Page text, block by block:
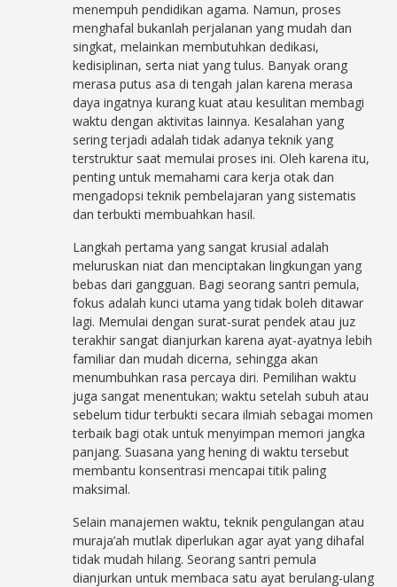
menempuh pendidikan agama. Namun, proses
menghafal bukanlah perjalanan yang mudah dan
singkat, melainkan membutuhkan dedikasi,
kedisiplinan, serta niat yang tulus. Banyak orang
merasa putus asa di tengah jalan karena merasa
daya ingatnya kurang kuat atau kesulitan membagi
waktu dengan aktivitas lainnya. Kesalahan yang
sering terjadi adalah tidak adanya teknik yang
terstruktur saat memulai proses ini. Oleh karena itu,
penting untuk memahami cara kerja otak dan
mengadopsi teknik pembelajaran yang sistematis
dan terbukti membuahkan hasil.
Langkah pertama yang sangat krusial adalah
meluruskan niat dan menciptakan lingkungan yang
bebas dari gangguan. Bagi seorang santri pemula,
fokus adalah kunci utama yang tidak boleh ditawar
lagi. Memulai dengan surat-surat pendek atau juz
terakhir sangat dianjurkan karena ayat-ayatnya lebih
familiar dan mudah dicerna, sehingga akan
menumbuhkan rasa percaya diri. Pemilihan waktu
juga sangat menentukan; waktu setelah subuh atau
sebelum tidur terbukti secara ilmiah sebagai momen
terbaik bagi otak untuk menyimpan memori jangka
panjang. Suasana yang hening di waktu tersebut
membantu konsentrasi mencapai titik paling
maksimal.
Selain manajemen waktu, teknik pengulangan atau
muraja’ah mutlak diperlukan agar ayat yang dihafal
tidak mudah hilang. Seorang santri pemula
dianjurkan untuk membaca satu ayat berulang-ulang